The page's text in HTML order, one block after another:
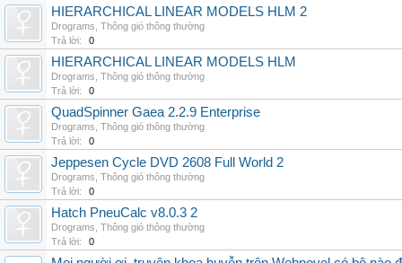
HIERARCHICAL LINEAR MODELS HLM 2
Drograms Thông gió thông thường
Trả lời:
0
HIERARCHICAL LINEAR MODELS HLM
Drograms Thông gió thông thường
Trả lời:
0
QuadSpinner Gaea 2.2.9 Enterprise
Drograms Thông gió thông thường
Trả lời:
0
Jeppesen Cycle DVD 2608 Full World 2
Drograms Thông gió thông thường
Trả lời:
0
Hatch PneuCalc v8.0.3 2
Drograms Thông gió thông thường
Trả lời:
0